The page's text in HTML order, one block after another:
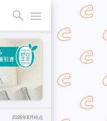
2026年8月時点